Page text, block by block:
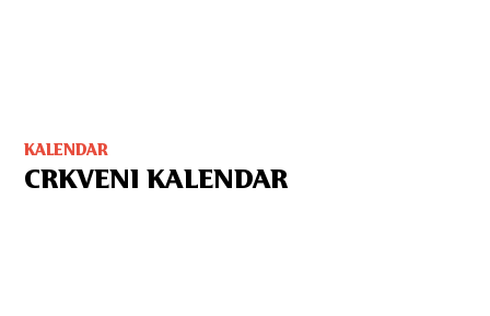
KALENDAR
CRKVENI KALENDAR